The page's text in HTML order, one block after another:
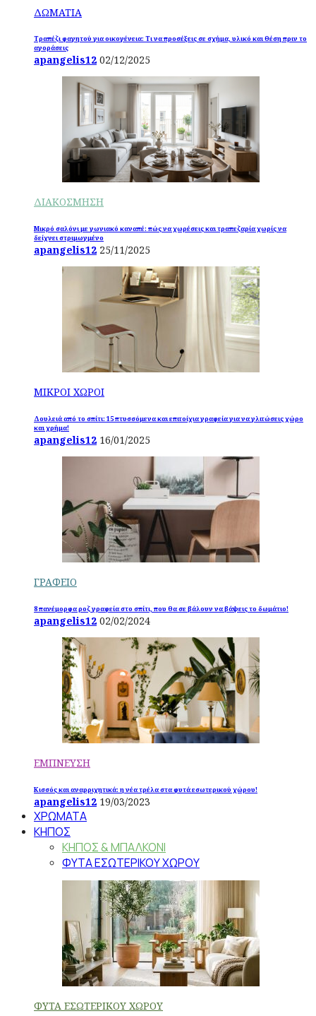
ΔΩΜΑΤΙΑ
Τραπέζι φαγητού για οικογένεια: Τι να προσέξεις σε σχήμα, υλικό και θέση πριν το
αγοράσεις
apangelis12 02/12/2025
ΔΙΑΚΟΣΜΗΣΗ
Μικρό σαλόνι με γωνιακό καναπέ: πώς να χωρέσεις και τραπεζαρία χωρίς να
δείχνει στριμωγμένο
apangelis12 25/11/2025
ΜΙΚΡΟΙ ΧΩΡΟΙ
Δουλειά από το σπίτι: 15 πτυσσόμενα και επιτοίχια γραφεία για να γλιτώσεις χώρο
και χρήμα!
apangelis12 16/01/2025
ΓΡΑΦΕΙΟ
8 πανέμορφα ροζ γραφεία στο σπίτι, που θα σε βάλουν να βάψεις το δωμάτιο!
apangelis12 02/02/2024
ΕΜΠΝΕΥΣΗ
Κισσός και αναρριχητικά: η νέα τρέλα στα φυτά εσωτερικού χώρου!
apangelis12 19/03/2023
ΧΡΩΜΑΤΑ
ΚΗΠΟΣ
ΚΗΠΟΣ & ΜΠΑΛΚΟΝΙ
ΦΥΤΑ ΕΣΩΤΕΡΙΚΟΥ ΧΩΡΟΥ
ΦΥΤΑ ΕΣΩΤΕΡΙΚΟΥ ΧΩΡΟΥ